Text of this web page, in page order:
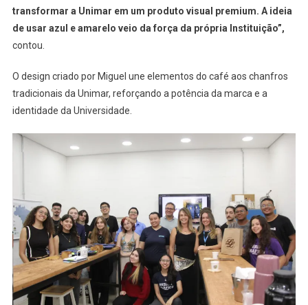
transformar a Unimar em um produto visual premium. A ideia
de usar azul e amarelo veio da força da própria Instituição”,
contou.
O design criado por Miguel une elementos do café aos chanfros
tradicionais da Unimar, reforçando a potência da marca e a
identidade da Universidade.